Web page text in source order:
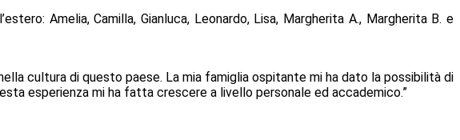
Amelia, Camilla, Gianluca, Leonardo, Lisa, Margherita A., Margherita B. e
cultura di questo paese. La mia famiglia ospitante mi ha dato la possibilità di
esperienza mi ha fatta crescere a livello personale ed accademico.”